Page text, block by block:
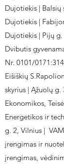
Dujotiekis |
Dujotiekis |
Dujotiekis | Pijų g.
Dvibutis
Nr. 0101/0171:314
Eišiškių
skyrius | Ąžuolų g.
Ekonomikos,
Energetikos ir
g. 2, Vilnius |
įrengimas ir
įrengimas,